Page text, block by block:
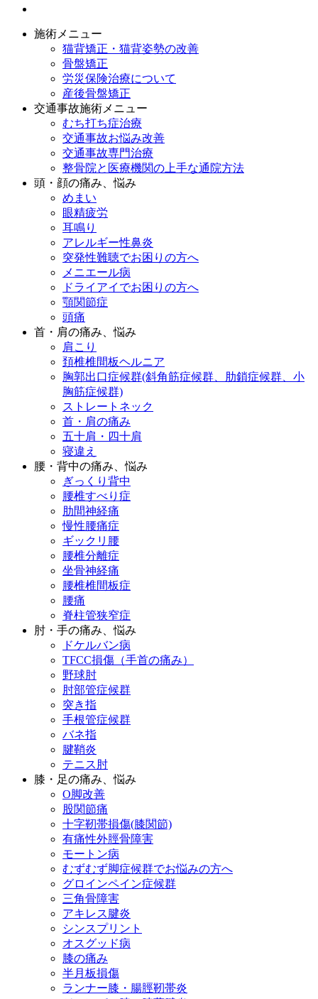
施術メニュー
猫背矯正・猫背姿勢の改善
骨盤矯正
労災保険治療について
産後骨盤矯正
交通事故施術メニュー
むち打ち症治療
交通事故お悩み改善
交通事故専門治療
整骨院と医療機関の上手な通院方法
頭・顔の痛み、悩み
めまい
眼精疲労
耳鳴り
アレルギー性鼻炎
突発性難聴でお困りの方へ
メニエール病
ドライアイでお困りの方へ
顎関節症
頭痛
首・肩の痛み、悩み
肩こり
頚椎椎間板ヘルニア
胸郭出口症候群(斜角筋症候群、肋鎖症候群、小
胸筋症候群)
ストレートネック
首・肩の痛み
五十肩・四十肩
寝違え
腰・背中の痛み、悩み
ぎっくり背中
腰椎すべり症
肋間神経痛
慢性腰痛症
ギックリ腰
腰椎分離症
坐骨神経痛
腰椎椎間板症
腰痛
脊柱管狭窄症
肘・手の痛み、悩み
ドケルバン病
TFCC損傷（手首の痛み）
野球肘
肘部管症候群
突き指
手根管症候群
バネ指
腱鞘炎
テニス肘
膝・足の痛み、悩み
O脚改善
股関節痛
十字靭帯損傷(膝関節)
有痛性外脛骨障害
モートン病
むずむず脚症候群でお悩みの方へ
グロインペイン症候群
三角骨障害
アキレス腱炎
シンスプリント
オスグッド病
膝の痛み
半月板損傷
ランナー膝・腸脛靭帯炎